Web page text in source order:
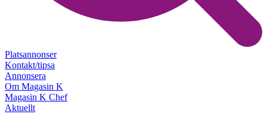
Platsannonser
Kontakt/tipsa
Annonsera
Om Magasin K
Magasin K Chef
Aktuellt